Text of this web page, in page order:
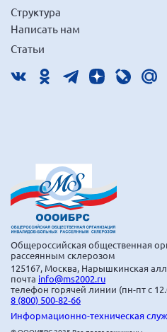
г. Севастополь
Самарская область СОРС
Самарская область
Ставропольский край
Сахалинская область
Томская область
Тульская область
Ульяновская область
Челябинская область
Ярославская область
Структура
Написать нам
Статьи
Общероссийская общественная
рассеянным склерозом
125167, Москва, Нарышкинская
почта info@ms2002.ru
телефон горячей линии (пн-пт с
8 (800) 500-82-66
Информационно-техническая